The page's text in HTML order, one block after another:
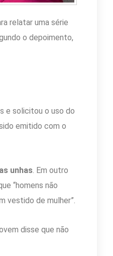
relatar uma série
o depoimento,
e solicitou o uso do
emitido com o
unhas. Em outro
“homens não
vestido de mulher”.
disse que não